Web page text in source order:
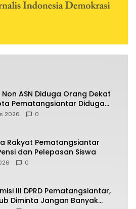
Non ASN Diduga Orang Dekat
Pematangsiantar Diduga
Proyek ke Kontraktor
2026 0
Rakyat Pematangsiantar
dan Pelepasan Siswa
0
III DPRD Pematangsiantar,
Diminta Jangan Banyak